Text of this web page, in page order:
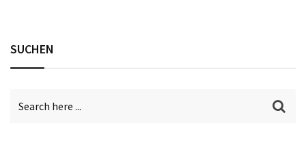
SUCHEN